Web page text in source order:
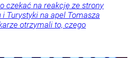
czekać na reakcję ze strony
Turystyki na apel Tomasza
otrzymali to, czego